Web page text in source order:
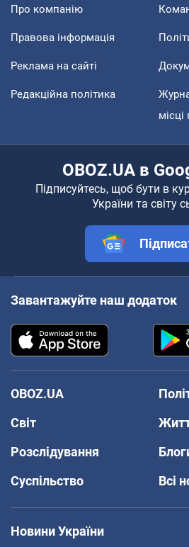
Про компанію
Правова інформація
Реклама на сайті
Редакційна політика
місці
OBOZ.UA в
Підписуйтесь, щоб бути в
України та світу
Завантажуйте наш додаток
OBOZ.UA
Світ
Розслідування
Суспільство
Всі
Новини України